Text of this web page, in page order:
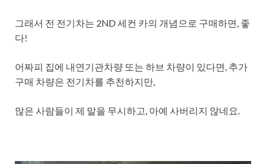
그래서 전 전기차는 2ND 세컨 카의 개념으로 구매하면, 좋
다!
어짜피 집에 내연기관차량 또는 하브 차량이 있다면, 추가
구매 차량은 전기차를 추천하지만,
많은 사람들이 제 말을 무시하고, 아예 사버리지 않네요.